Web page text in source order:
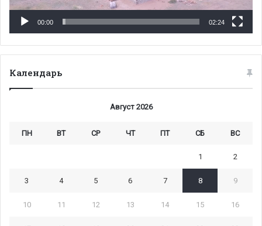
00:00 02:24
Календарь
Август 2026
ПН ВТ СР ЧТ ПТ СБ ВС
1 2
3 4 5 6 7 8 9
10 11 12 13 14 15 16